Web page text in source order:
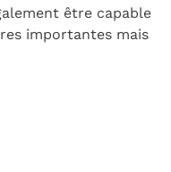
être capable
importantes mais